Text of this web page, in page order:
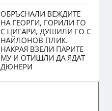
ОБРЪСНАЛИ ВЕЖДИТЕ
НА ГЕОРГИ, ГОРИЛИ ГО
С ЦИГАРИ, ДУШИЛИ ГО С
НАЙЛОНОВ ПЛИК.
НАКРАЯ ВЗЕЛИ ПАРИТЕ
МУ И ОТИШЛИ ДА ЯДАТ
ДЮНЕРИ